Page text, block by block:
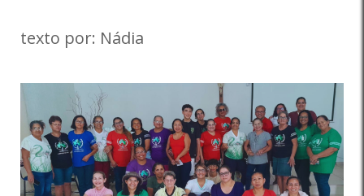
texto por: Nádia